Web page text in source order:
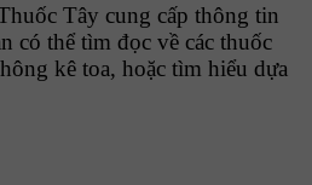
Tây cung cấp thông tin
có thể tìm đọc về các thuốc
kê toa, hoặc tìm hiểu dựa